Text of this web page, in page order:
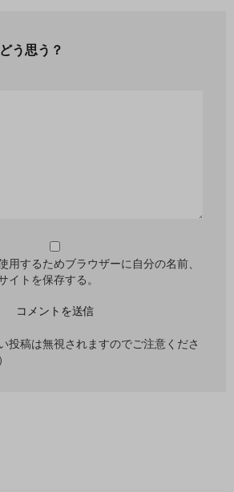
う思う？
用するためブラウザーに自分の名前、
イトを保存する。
投稿は無視されますのでご注意くださ